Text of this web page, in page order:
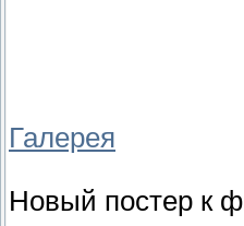
Галерея
Новый постер к